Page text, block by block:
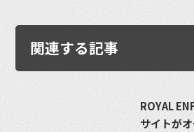
関連する記事
ROYAL
サイトが